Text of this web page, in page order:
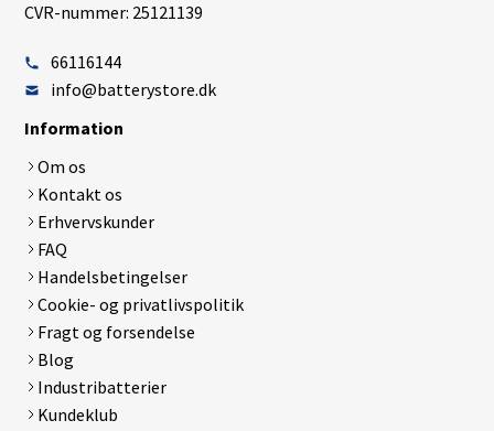
CVR-nummer: 25121139
66116144
info@batterystore.dk
Information
Om os
Kontakt os
Erhvervskunder
FAQ
Handelsbetingelser
Cookie- og privatlivspolitik
Fragt og forsendelse
Blog
Industribatterier
Kundeklub